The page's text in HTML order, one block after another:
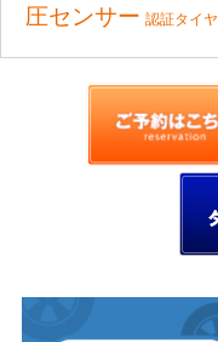
圧センサー 認証タイヤ